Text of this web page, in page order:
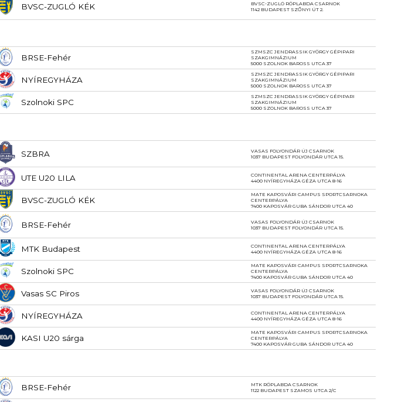
BVSC-ZUGLÓ KÉK
BVSC-ZUGLÓ RÖPLABDA CSARNOK
1142 BUDAPEST SZŐNYI ÚT 2.
BRSE-Fehér
SZMSZC JENDRASSIK GYÖRGY GÉPIPARI
SZAKGIMNÁZIUM
5000 SZOLNOK BAROSS UTCA 37
NYÍREGYHÁZA
SZMSZC JENDRASSIK GYÖRGY GÉPIPARI
SZAKGIMNÁZIUM
5000 SZOLNOK BAROSS UTCA 37
Szolnoki SPC
SZMSZC JENDRASSIK GYÖRGY GÉPIPARI
SZAKGIMNÁZIUM
5000 SZOLNOK BAROSS UTCA 37
SZBRA
VASAS FOLYONDÁR ÚJ CSARNOK
1037 BUDAPEST FOLYONDÁR UTCA 15.
UTE U20 LILA
CONTINENTAL ARENA CENTERPÁLYA
4400 NYÍREGYHÁZA GÉZA UTCA 8-16
BVSC-ZUGLÓ KÉK
MATE KAPOSVÁRI CAMPUS SPORTCSARNOKA
CENTERPÁLYA
7400 KAPOSVÁR GUBA SÁNDOR UTCA 40
BRSE-Fehér
VASAS FOLYONDÁR ÚJ CSARNOK
1037 BUDAPEST FOLYONDÁR UTCA 15.
MTK Budapest
CONTINENTAL ARENA CENTERPÁLYA
4400 NYÍREGYHÁZA GÉZA UTCA 8-16
Szolnoki SPC
MATE KAPOSVÁRI CAMPUS SPORTCSARNOKA
CENTERPÁLYA
7400 KAPOSVÁR GUBA SÁNDOR UTCA 40
Vasas SC Piros
VASAS FOLYONDÁR ÚJ CSARNOK
1037 BUDAPEST FOLYONDÁR UTCA 15.
NYÍREGYHÁZA
CONTINENTAL ARENA CENTERPÁLYA
4400 NYÍREGYHÁZA GÉZA UTCA 8-16
KASI U20 sárga
MATE KAPOSVÁRI CAMPUS SPORTCSARNOKA
CENTERPÁLYA
7400 KAPOSVÁR GUBA SÁNDOR UTCA 40
BRSE-Fehér
MTK RÖPLABDA CSARNOK
1122 BUDAPEST SZAMOS UTCA 2/C